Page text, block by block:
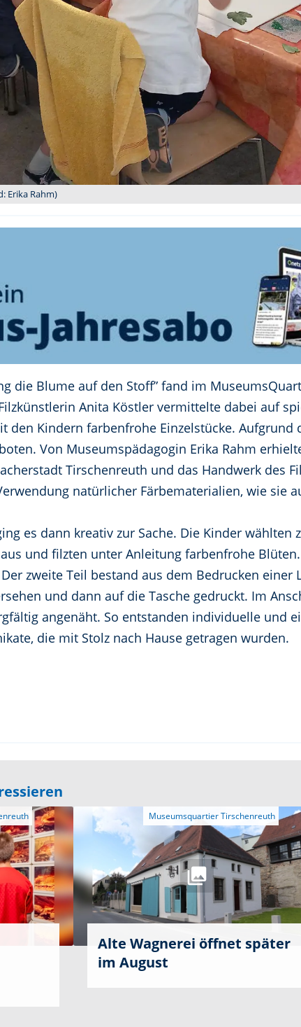
Erika Rahm)
die Blume auf den Stoff” fand im
Anita Köstler vermittelte dabei auf
den Kindern farbenfrohe Einzelstücke.
Von Museumspädagogin Erika Rahm
Tirschenreuth und das Handwerk des
natürlicher Färbematerialien, wie sie
es dann kreativ zur Sache. Die Kinder
und filzten unter Anleitung farbenfrohe
zweite Teil bestand aus dem Bedrucken
und dann auf die Tasche gedruckt. Im
angenäht. So entstanden individuelle und
die mit Stolz nach Hause getragen wurden.
Museumsquartier Tirschenreuth Museumsquartier Tirschenreuth
Alte Wagnerei öffnet später
im August